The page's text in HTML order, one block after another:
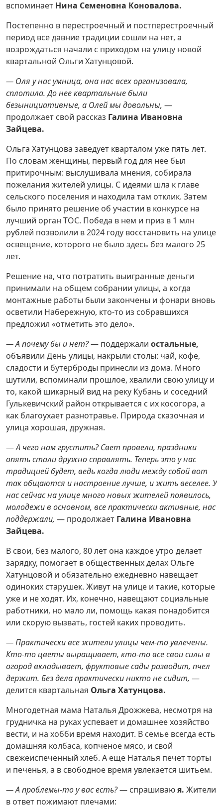
вспоминает Нина Семеновна Коновалова.
Постепенно в перестроечный и постперестроечный
период все давние традиции сошли на нет, а
возрождаться начали с приходом на улицу новой
квартальной Ольги Хатунцовой.
— Оля у нас умница, она нас всех организовала,
сплотила. До нее квартальные были
безынициативные, а Олей мы довольны, —
продолжает свой рассказ Галина Ивановна
Зайцева.
Ольга Хатунцова заведует кварталом уже пять лет.
По словам женщины, первый год для нее был
притирочным: выслушивала мнения, собирала
пожелания жителей улицы. С идеями шла к главе
сельского поселения и находила там отклик. Затем
было принято решение об участии в конкурсе на
лучший орган ТОС. Победа в нем и приз в 1 млн
рублей позволили в 2024 году восстановить на улице
освещение, которого не было здесь без малого 25
лет.
Решение на, что потратить выигранные деньги
принимали на общем собрании улицы, а когда
монтажные работы были закончены и фонари вновь
осветили Набережную, кто-то из собравшихся
предложил «отметить это дело».
— А почему бы и нет?— поддержали остальные,
объявили День улицы, накрыли столы: чай, кофе,
сладости и бутерброды принесли из дома. Много
шутили, вспоминали прошлое, хвалили свою улицу и
то, какой шикарный вид на реку Кубань и соседний
Гулькевичский район открывается с их косогора, а
как благоухает разнотравье. Природа сказочная и
улица хорошая, дружная.
—А чего нам грустить? Свет провели, праздники
опять стали дружно справлять. Теперь это у нас
традицией будет, ведь когда люди между собой вот
так общаются и настроение лучше, и жить веселее. У
нас сейчас на улице много новых жителей появилось,
молодежи в основном, все практически активные, нас
поддержали, — продолжает Галина Ивановна
Зайцева.
В свои, без малого, 80 лет она каждое утро делает
зарядку, помогает в общественных делах Ольге
Хатунцовой и обязательно ежедневно навещает
одиноких старушек. Живут на улице и такие, которые
уже и не ходят. Их, конечно, навещают социальные
работники, но мало ли, помощь какая понадобится
или скорую вызвать, гостей каких проводить.
— Практически все жители улицы чем-то увлечены.
Кто-то цветы выращивает, кто-то все свои силы в
огород вкладывает, фруктовые сады разводит, пчел
держит. Без дела практически никто не сидит, —
делится квартальная Ольга Хатунцова.
Многодетная мама Наталья Дрожжева, несмотря на
грудничка на руках успевает и домашнее хозяйство
вести, и на хобби время находит. В семье всегда есть
домашняя колбаса, копченое мясо, и свой
свежеиспеченный хлеб. А еще Наталья печет торты
и печенья, а в свободное время увлекается шитьем.
— А проблемы-то у вас есть?— спрашиваюя. Жители
в ответ пожимают плечами: